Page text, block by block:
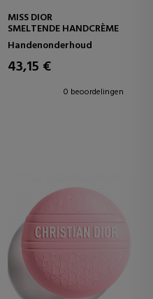
MISS DIOR
SMELTENDE HANDCRÈME
Handenonderhoud
43,15 €
0 beoordelingen